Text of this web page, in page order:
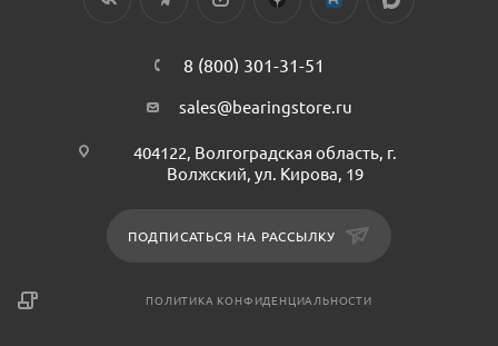
8 (800) 301-31-51
sales@bearingstore.ru
404122, Волгоградская область, г.
Волжский, ул. Кирова, 19
ПОДПИСАТЬСЯ НА РАССЫЛКУ
ПОЛИТИКА КОНФИДЕНЦИАЛЬНОСТИ